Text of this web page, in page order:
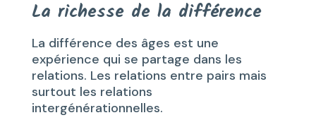
La richesse de la différence
La différence des âges est une
expérience qui se partage dans les
relations. Les relations entre pairs mais
surtout les relations
intergénérationnelles.